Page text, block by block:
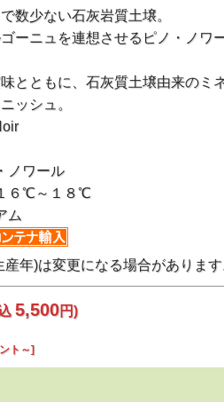
数少ない石灰岩質土壌。
ーニュを連想させるピノ・ノワ
とともに、石灰質土壌由来のミ
ッシュ。
ノワール
６℃～１８℃
ム
年)は変更になる場合がありま
5,500円)
ト～]